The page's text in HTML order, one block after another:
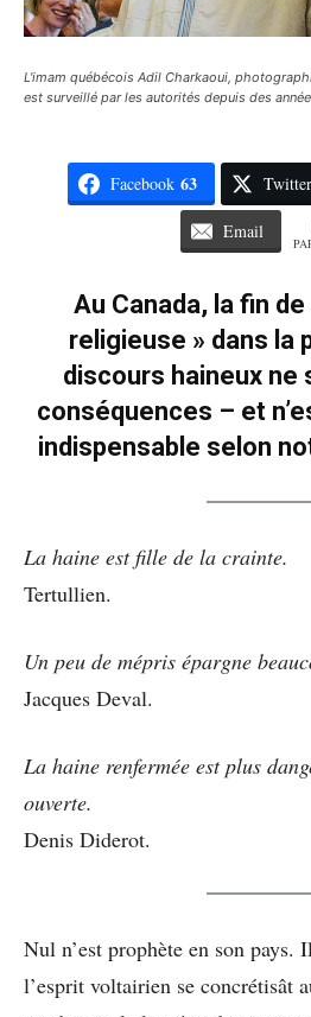
L'imam québécois Adil Charkaoui,
est surveillé par les autorités depuis des
Facebook 63 Twitter
Email
Au Canada, la fin de
religieuse » dans la
discours haineux ne
conséquences – et
indispensable selon
La haine est fille de la crainte.
Tertullien.
Un peu de mépris épargne
Jacques Deval.
La haine renfermée est plus
ouverte.
Denis Diderot.
Nul n’est prophète en son pays.
l’esprit voltairien se concrétisât